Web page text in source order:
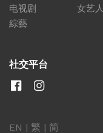
电视剧
綜藝
女艺人
社交平台
EN | 繁 | 简